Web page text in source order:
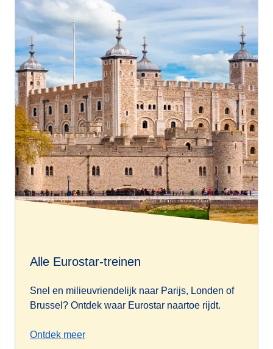
Alle Eurostar-treinen
Snel en milieuvriendelijk naar Parijs, Londen of
Brussel? Ontdek waar Eurostar naartoe rijdt.
Ontdek meer